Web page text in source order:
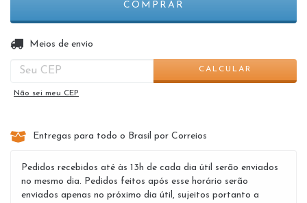
Entregas para o CEP:
Meios de envio
CALCULAR
Não sei meu CEP
Entregas para todo o Brasil por Correios
Pedidos recebidos até às 13h de cada dia útil serão enviados
no mesmo dia. Pedidos feitos após esse horário serão
enviados apenas no próximo dia útil, sujeitos portanto a